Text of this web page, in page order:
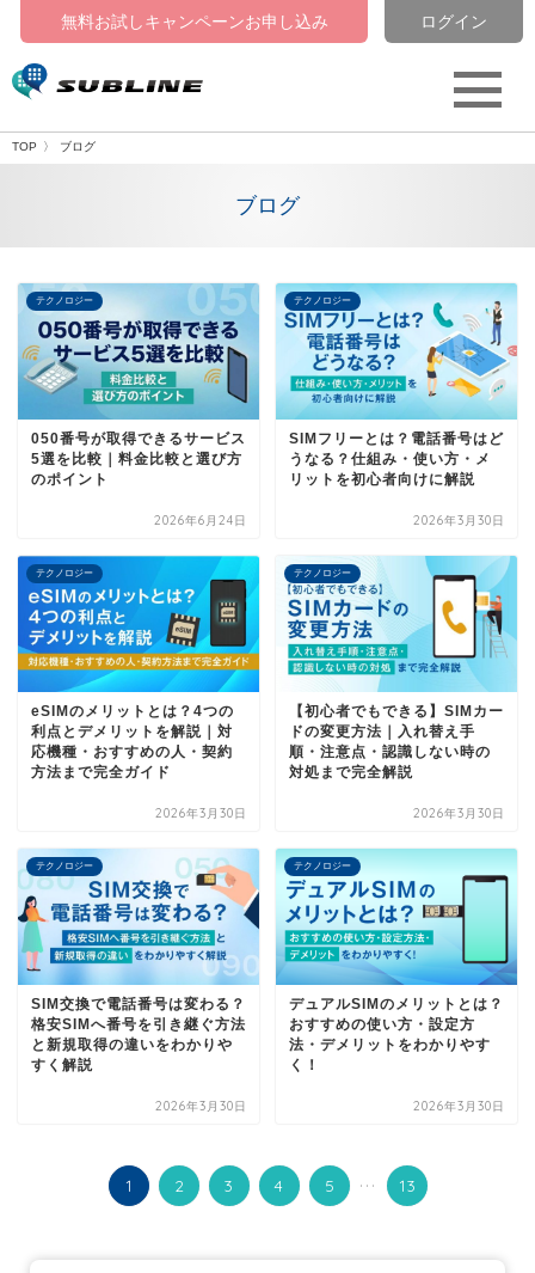
無料お試しキャンペーンお申し込み ログイン
TOP ブログ
ブログ
IP電話
テクノロジー
050番号が取得できるサービス
5選を比較｜料金比較と選び方
のポイント
2026年6月24日
テクノロジー
SIMフリーとは？電話番号はど
うなる？仕組み・使い方・メ
リットを初心者向けに解説
2026年3月30日
テクノロジー
eSIMのメリットとは？4つの
利点とデメリットを解説｜対
応機種・おすすめの人・契約
方法まで完全ガイド
2026年3月30日
テクノロジー
【初心者でもできる】SIMカー
ドの変更方法｜入れ替え手
順・注意点・認識しない時の
対処まで完全解説
2026年3月30日
テクノロジー
SIM交換で電話番号は変わる？
格安SIMへ番号を引き継ぐ方法
と新規取得の違いをわかりや
すく解説
2026年3月30日
テクノロジー
デュアルSIMのメリットとは？
おすすめの使い方・設定方
法・デメリットをわかりやす
く！
2026年3月30日
1 2 3 4 5 ... 13